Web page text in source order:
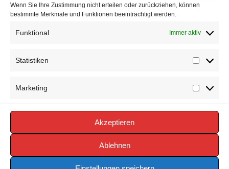
Wenn Sie Ihre Zustimmung nicht erteilen oder zurückziehen, können
bestimmte Merkmale und Funktionen beeinträchtigt werden.
Funktional Immer aktiv
Statistiken
Marketing
Akzeptieren
Ablehnen
Cookie-Richtlinie (EU)
Copyright © 2026 FEUERWEHR VÖRDEN -
https://www.feuerwehr-voerden.de